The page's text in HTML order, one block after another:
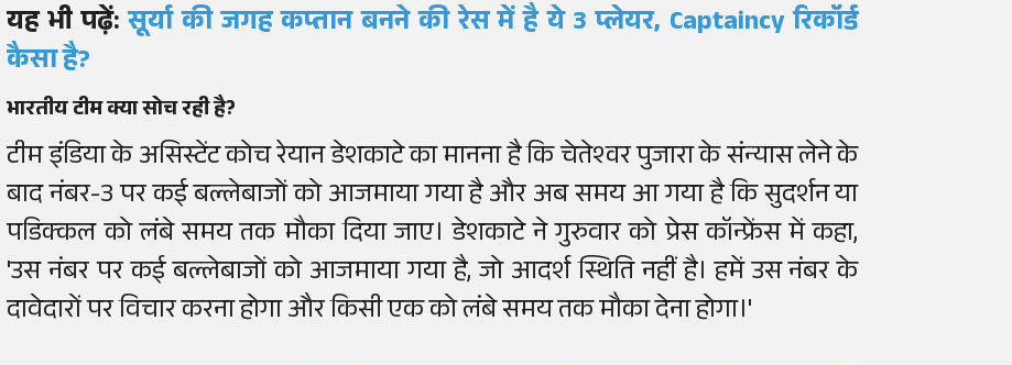
यह भी पढ़ें:सूर्या की जगह कप्तान बनने की रेस में है ये 3 प्लेयर, Captaincy रिकॉर्ड
कैसा है?
भारतीय टीम क्या सोच रही है?
टीम इंडिया के असिस्टेंट कोच रेयान डेशकाटे का मानना है कि चेतेश्वर पुजारा के संन्यास लेने के
बाद नंबर-3 पर कई बल्लेबाजों को आजमाया गया है और अब समय आ गया है कि सुदर्शन या
पडिक्कल को लंबे समय तक मौका दिया जाए। डेशकाटे ने गुरुवार को प्रेस कॉन्फ्रेंस में कहा,
'उस नंबर पर कई बल्लेबाजों को आजमाया गया है, जो आदर्श स्थिति नहीं है। हमें उस नंबर के
दावेदारों पर विचार करना होगा और किसी एक को लंबे समय तक मौका देना होगा।'